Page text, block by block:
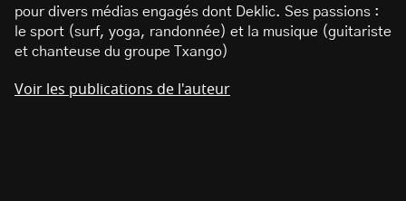
pour divers médias engagés dont Deklic. Ses passions :
le sport (surf, yoga, randonnée) et la musique (guitariste
et chanteuse du groupe Txango)
Voir les publications de l'auteur